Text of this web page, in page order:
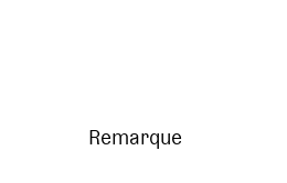
Remarque